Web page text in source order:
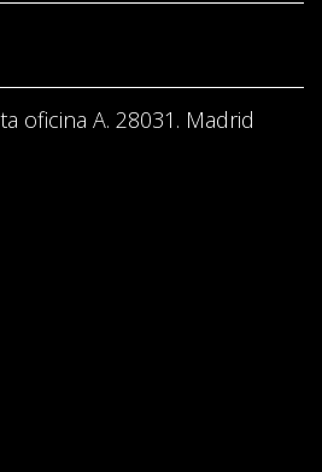
oficina A. 28031. Madrid